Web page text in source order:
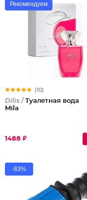
Рекомендуем
(10)
Dilis / Туалетная вода
Mila
1488 ₽
-83%